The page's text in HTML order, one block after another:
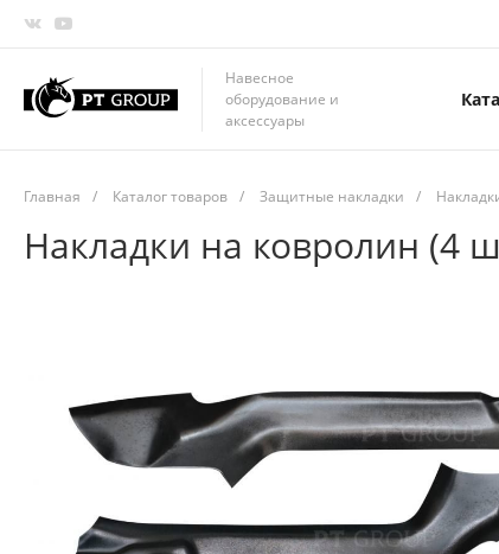
Навесное
оборудование и
аксессуары
Главная / Каталог товаров / Защитные накладки /
Накладки на ковролин (4